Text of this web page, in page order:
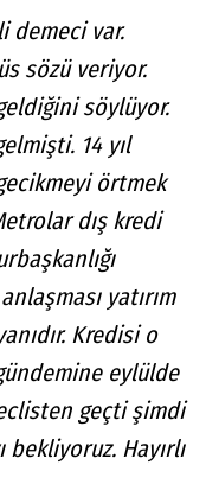
demeci var.
sözü veriyor.
söylüyor.
14 yıl
örtmek
dış kredi
yatırım
Kredisi o
eylülde
geçti şimdi
bekliyoruz. Hayırlı